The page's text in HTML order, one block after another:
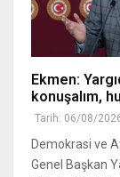
Ekmen:
konuşalım,
Tarih: 06/08/
Demokrasi ve
Genel Başkan